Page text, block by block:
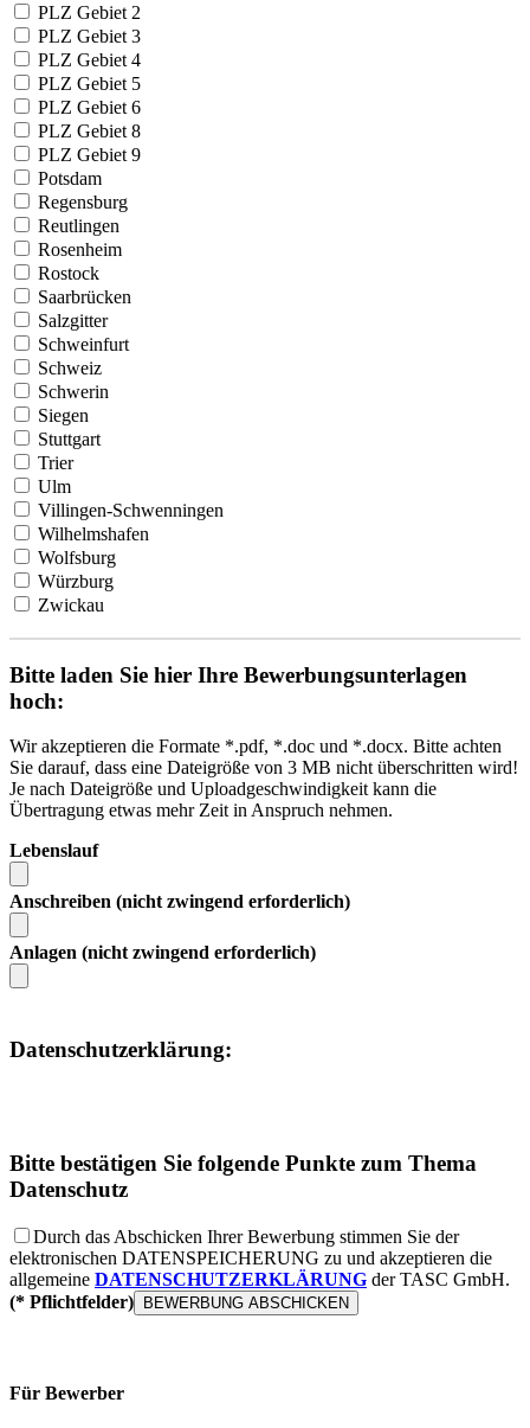
PLZ Gebiet 2
PLZ Gebiet 3
PLZ Gebiet 4
PLZ Gebiet 5
PLZ Gebiet 6
PLZ Gebiet 8
PLZ Gebiet 9
Potsdam
Regensburg
Reutlingen
Rosenheim
Rostock
Saarbrücken
Salzgitter
Schweinfurt
Schweiz
Schwerin
Siegen
Stuttgart
Trier
Ulm
Villingen-Schwenningen
Wilhelmshafen
Wolfsburg
Würzburg
Zwickau
Bitte laden Sie hier Ihre Bewerbungsunterlagen
hoch:
Wir akzeptieren die Formate *.pdf, *.doc und *.docx. Bitte achten
Sie darauf, dass eine Dateigröße von 3 MB nicht überschritten wird!
Je nach Dateigröße und Uploadgeschwindigkeit kann die
Übertragung etwas mehr Zeit in Anspruch nehmen.
Lebenslauf
Anschreiben (nicht zwingend erforderlich)
Anlagen (nicht zwingend erforderlich)
Datenschutzerklärung:
Bitte bestätigen Sie folgende Punkte zum Thema
Datenschutz
Durch das Abschicken Ihrer Bewerbung stimmen Sie der
elektronischen DATENSPEICHERUNG zu und akzeptieren die
allgemeine DATENSCHUTZERKLÄRUNG der TASC GmbH.
(* Pflichtfelder)
Für Bewerber